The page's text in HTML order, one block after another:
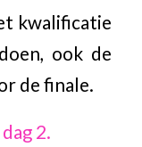
kwalificatie
ook de
de finale.
2.